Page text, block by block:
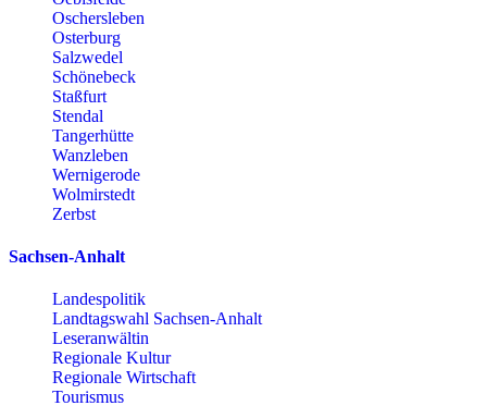
Oschersleben
Osterburg
Salzwedel
Schönebeck
Staßfurt
Stendal
Tangerhütte
Wanzleben
Wernigerode
Wolmirstedt
Zerbst
Sachsen-Anhalt
Landespolitik
Landtagswahl Sachsen-Anhalt
Leseranwältin
Regionale Kultur
Regionale Wirtschaft
Tourismus